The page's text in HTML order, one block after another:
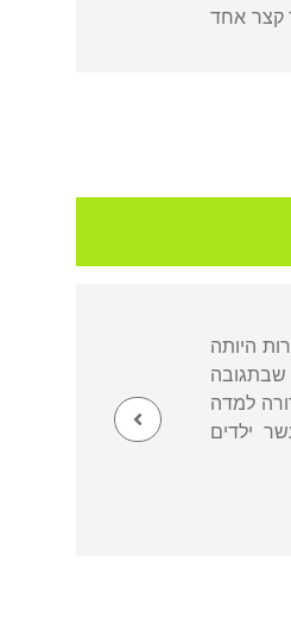
קצר אחד
היותה
שבתגובה
למדה
ובשנים 1972-1979 אימצה שנים-עשר ילדים